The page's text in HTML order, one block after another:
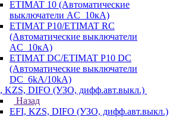
ETIMAT 10 (Автоматические
выключатели AC_10кА)
ETIMAT P10/ETIMAT RC
(Автоматические выключатели
AC_10кА)
ETIMAT DC/ETIMAT P10 DC
(Автоматические выключатели
DC_6kA/10kA)
KZS, DIFO (УЗО, дифф.авт.выкл.)
Назад
EFI, KZS, DIFO (УЗО, дифф.авт.выкл.)